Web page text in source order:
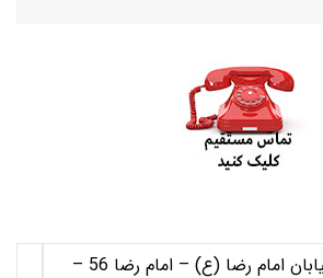
مشهد-خیابان امام رضا (ع) – امام رضا 56 –